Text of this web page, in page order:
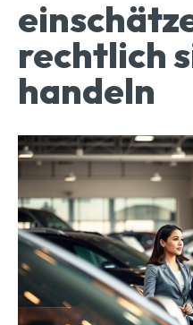
rechtlich
handeln